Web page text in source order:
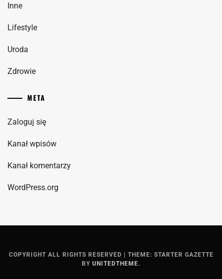
Inne
Lifestyle
Uroda
Zdrowie
META
Zaloguj się
Kanał wpisów
Kanał komentarzy
WordPress.org
COPYRIGHT ALL RIGHTS RESERVED | THEME: STARTER GAZETTE
BY UNITEDTHEME.